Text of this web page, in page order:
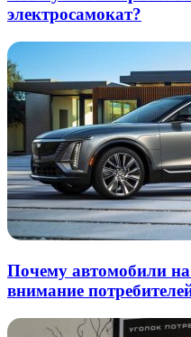
электросамокат?
Почему автомобили
внимание